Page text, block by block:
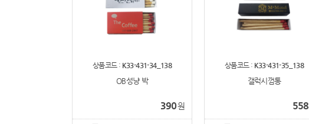
상품코드 : K33-431-34_138
OB성냥 박
390원
상품코드 : K33-431-35_138
갤럭시껌통
558